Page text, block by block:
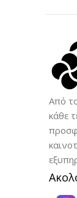
Από
κάθε